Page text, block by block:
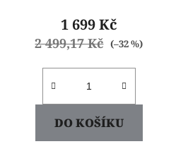
1 699 Kč
2 499,17 Kč (–32 %)
DO KOŠÍKU